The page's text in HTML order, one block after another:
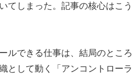
てしまった。記事の核心はこう
ルできる仕事は、結局のとこ
として動く「アンコントロー